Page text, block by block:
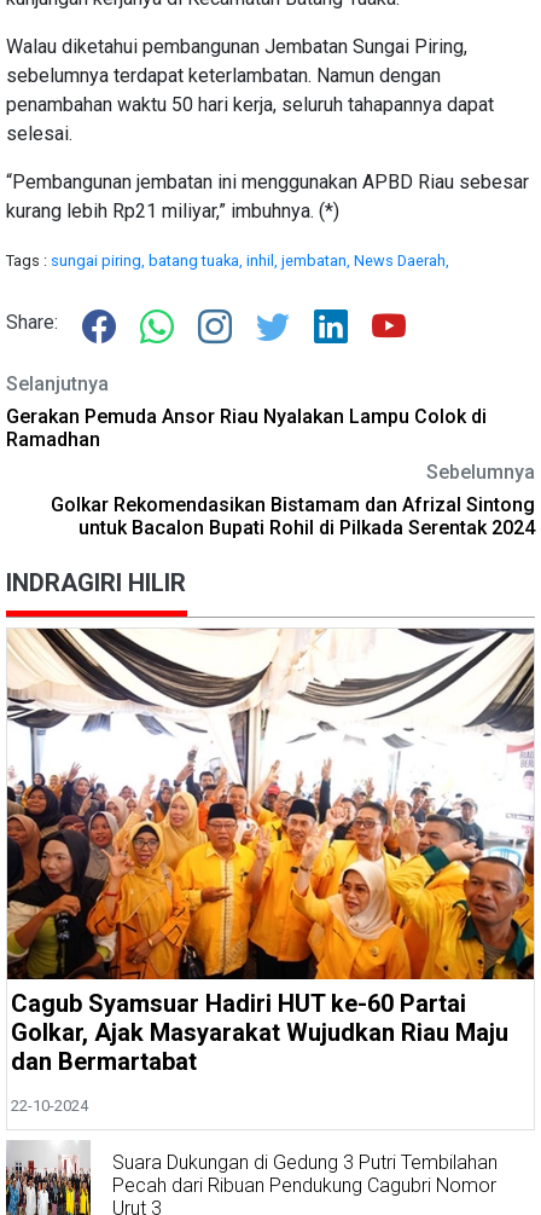
Walau diketahui pembangunan Jembatan Sungai Piring,
sebelumnya terdapat keterlambatan. Namun dengan
penambahan waktu 50 hari kerja, seluruh tahapannya dapat
selesai.
“Pembangunan jembatan ini menggunakan APBD Riau sebesar
kurang lebih Rp21 miliyar,” imbuhnya. (*)
Tags : sungai piring, batang tuaka, inhil, jembatan, News Daerah,
Share:
Selanjutnya
Gerakan Pemuda Ansor Riau Nyalakan Lampu Colok di
Ramadhan
Sebelumnya
Golkar Rekomendasikan Bistamam dan Afrizal Sintong
untuk Bacalon Bupati Rohil di Pilkada Serentak 2024
INDRAGIRI HILIR
Cagub Syamsuar Hadiri HUT ke-60 Partai
Golkar, Ajak Masyarakat Wujudkan Riau Maju
dan Bermartabat
22-10-2024
Suara Dukungan di Gedung 3 Putri Tembilahan
Pecah dari Ribuan Pendukung Cagubri Nomor
Urut 3